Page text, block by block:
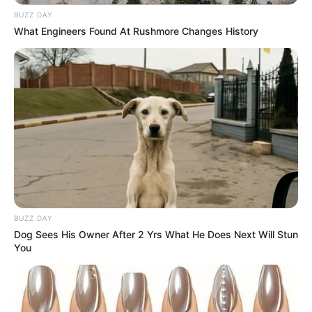
2. Caminha de cachorro de pneu
Até os doguinhos podem aproveitar o
artesanato
com pneus
. Olha só essa caminha de cachorro de
pneu que o
canal AUnimal com Patricia Alcolea
ensina a fazer. Além de linda, também é
confortável. Seu cão vai amar!
BUZZ DAY
What Engineers Found At Rushmore Changes History
BUZZ DAY
Dog Sees His Owner After 2 Yrs What He Does Next Will Stun
You